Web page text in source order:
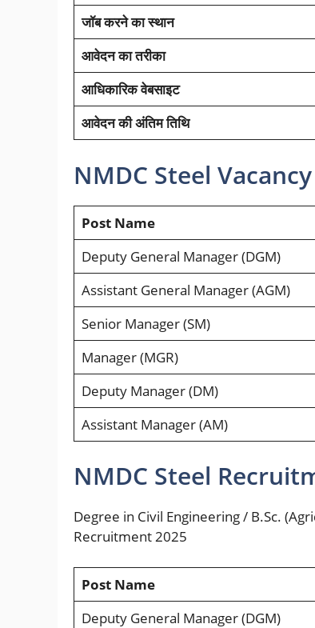
जॉब करने का स्थान
आवेदन का तरीका
आधिकारिक वेबसाइट
आवेदन की अंतिम तिथि
NMDC Steel
Post Name
Deputy General Manager (DGM)
Assistant General Manager (AGM)
Senior Manager (SM)
Manager (MGR)
Deputy Manager (DM)
Assistant Manager (AM)
NMDC Steel
Degree in Civil Engineering / B.Sc.
Recruitment 2025
Post Name
Deputy General Manager (DGM)